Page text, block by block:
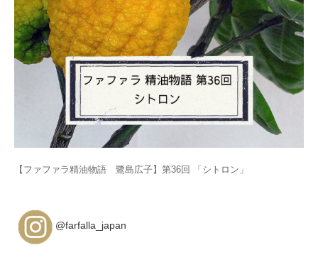
【ファファラ精油物語 鷺島広子】第36回 「シトロン」
@farfalla_japan